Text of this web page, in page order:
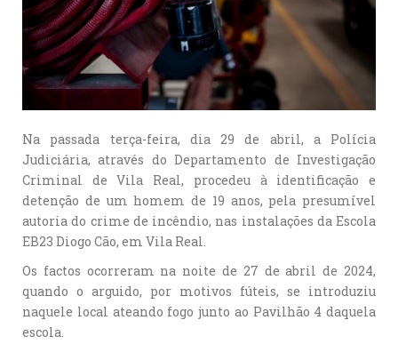
Na passada terça-feira, dia 29 de abril, a Polícia
Judiciária, através do Departamento de Investigação
Criminal de Vila Real, procedeu à identificação e
detenção de um homem de 19 anos, pela presumível
autoria do crime de incêndio, nas instalações da Escola
EB23 Diogo Cão, em Vila Real.
Os factos ocorreram na noite de 27 de abril de 2024,
quando o arguido, por motivos fúteis, se introduziu
naquele local ateando fogo junto ao Pavilhão 4 daquela
escola.